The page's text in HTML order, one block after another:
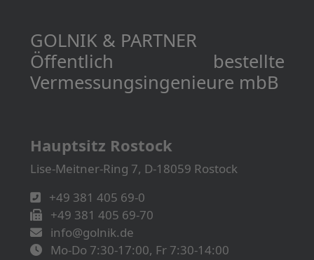
GOLNIK & PARTNER
Öffentlich bestellte
Vermessungs­­ingenieure mbB
Hauptsitz Rostock
Lise-Meitner-Ring 7, D-18059 Rostock
+49 381 405 69-0
+49 381 405 69-70
info@golnik.de
Mo-Do 7:30-17:00, Fr 7:30-14:00